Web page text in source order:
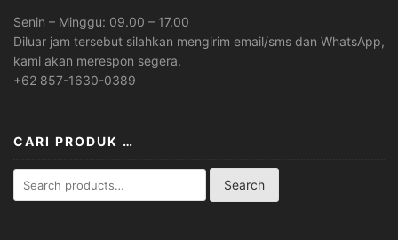
Senin – Minggu: 09.00 – 17.00
Diluar jam tersebut silahkan mengirim email/sms dan WhatsApp,
kami akan merespon segera.
+62 857-1630-0389
CARI PRODUK …
Search
for:
Search